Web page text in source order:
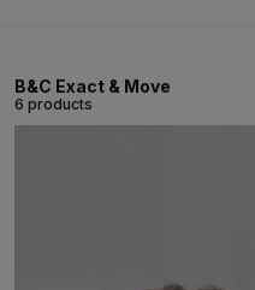
B&C Exact & Move
6 products